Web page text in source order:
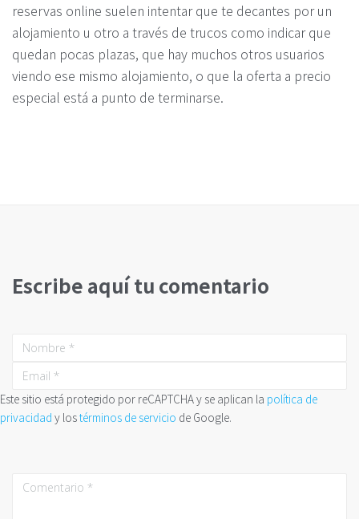
reservas online suelen intentar que te decantes por un
alojamiento u otro a través de trucos como indicar que
quedan pocas plazas, que hay muchos otros usuarios
viendo ese mismo alojamiento, o que la oferta a precio
especial está a punto de terminarse.
Escribe aquí tu comentario
Este sitio está protegido por reCAPTCHA y se aplican la política de
privacidad y lostérminos de servicio de Google.